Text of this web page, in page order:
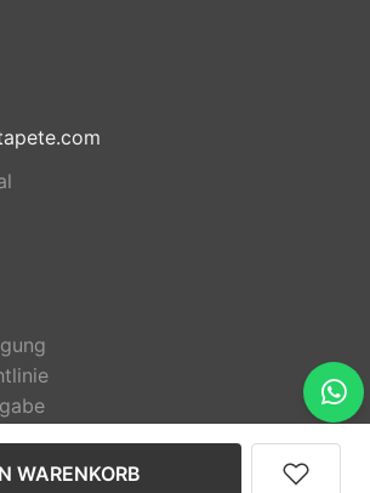
WARENKORB